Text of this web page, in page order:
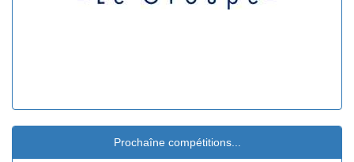
Prochaîne compétitions...